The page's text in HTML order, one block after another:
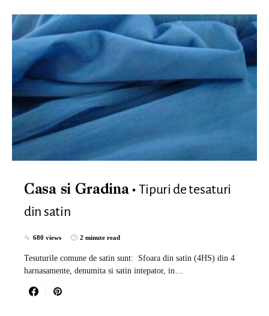
Casa si Gradina
Tipuri de tesaturi
din satin
680 views 2 minute read
Tesuturile comune de satin sunt: ​​ Sfoara din satin (4HS) din 4
harnasamente, denumita si satin intepator, in…